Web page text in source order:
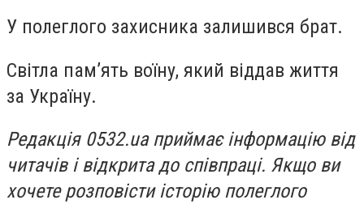
У полеглого захисника залишився брат.
Світла пам’ять воїну, який віддав життя
за Україну.
Редакція 0532.ua приймає інформацію від
читачів і відкрита до співпраці. Якщо ви
хочете розповісти історію полеглого